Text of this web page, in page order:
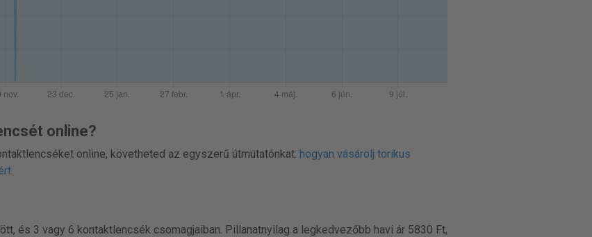
online?
online, követheted az egyszerű útmutatónkat: hogyan vásárolj torikus
.
és 3 vagy 6 kontaktlencsék csomagjaiban. Pillanatnyilag a legkedvezőbb havi ár 5830 Ft,